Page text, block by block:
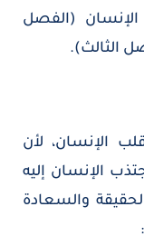
الإنسان (الفصل
الثالث).
الإنسان، لأن
الإنسان إليه
والسعادة